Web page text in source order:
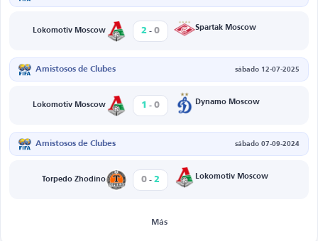
Lokomotiv Moscow 2 - 0 Spartak Moscow
Amistosos de Clubes sábado 12-07-2025
Lokomotiv Moscow 1 - 0 Dynamo Moscow
Amistosos de Clubes sábado 07-09-2024
Torpedo Zhodino 0 - 2 Lokomotiv Moscow
Más